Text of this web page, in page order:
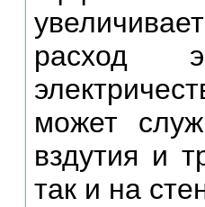
расход
может
вздутия и
так и на